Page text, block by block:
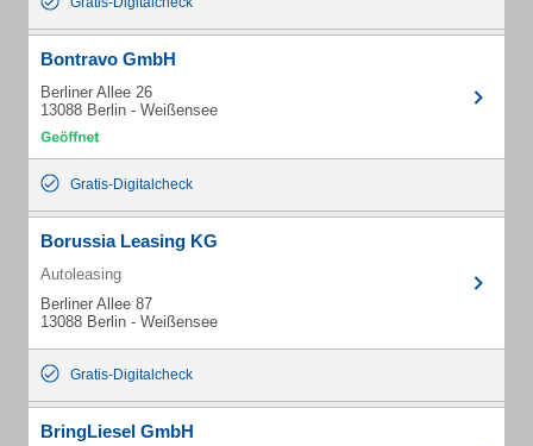
Bontravo GmbH
Berliner Allee 26
13088 Berlin - Weißensee
Gratis-Digitalcheck
Borussia Leasing KG
Autoleasing
Berliner Allee 87
13088 Berlin - Weißensee
Gratis-Digitalcheck
BringLiesel GmbH